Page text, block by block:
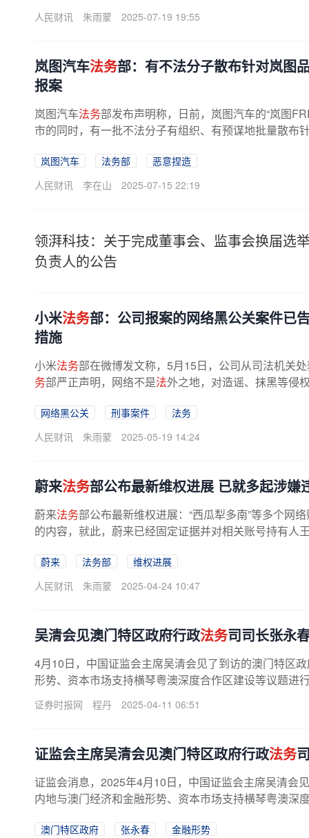
人民财讯
朱雨蒙 2025-07-19 19:55
岚图汽车法务部：有不法分子散布针对岚图
报案
岚图汽车法务部发布声明称，日前，岚图汽车的“岚图
市的同时，有一批不法分子有组织、有预谋地批量散布
岚图汽车 法务部
恶意捏造
人民财讯
李在山 2025-07-15 22:19
领湃科技：关于完成董事会、监事会换届选
负责人的公告
小米法务部：公司报案的网络黑公关案件已
措施
小米法务部在微博发文称，5月15日，公司从司法机关
务部严正声明，网络不是法外之地，对造谣、抹黑等侵
网络黑公关 刑事案件
法务
人民财讯
朱雨蒙 2025-05-19 14:24
蔚来法务部公布最新维权进展 已就多起涉嫌
蔚来法务部公布最新维权进展：“西瓜犁多南”等多个网
的内容，就此，蔚来已经固定证据并对相关账号持有人
蔚来 法务部
维权进展
人民财讯
朱雨蒙 2025-04-24 10:47
吴清会见澳门特区政府行政法务司司长张永
4月10日，中国证监会主席吴清会见了到访的澳门特区
形势、资本市场支持横琴粤澳深度合作区建设等议题进
证券时报网 程丹 2025-04-11 06:51
证监会主席吴清会见澳门特区政府行政法务
证监会消息，2025年4月10日，中国证监会主席吴清会
内地与澳门经济和金融形势、资本市场支持横琴粤澳深
澳门特区政府 张永春 金融形势